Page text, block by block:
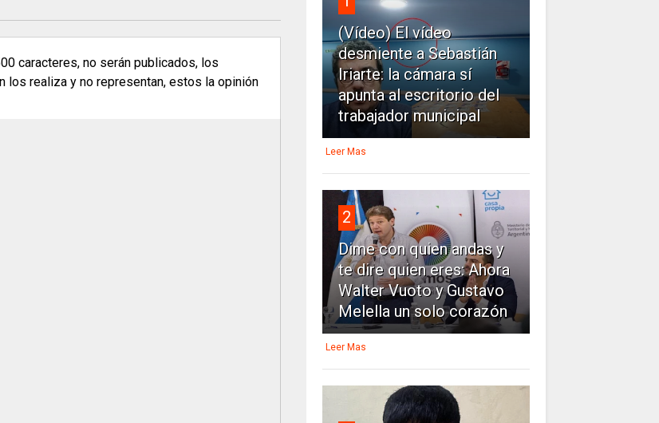
caracteres, no serán publicados, los
realiza y no representan, estos la opinión
(Vídeo) El vídeo
desmiente a Sebastián
Iriarte: la cámara sí
apunta al escritorio del
trabajador municipal
Leer Mas
2
Dime con quien andas y
te dire quien eres: Ahora
Walter Vuoto y Gustavo
Melella un solo corazón
Leer Mas